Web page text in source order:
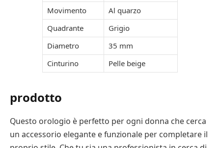
Movimento
Al quarzo
Quadrante
Grigio
Diametro
35 mm
Cinturino
Pelle beige
prodotto
Questo orologio è perfetto per ogni donna che cerca
un accessorio elegante e funzionale per completare il